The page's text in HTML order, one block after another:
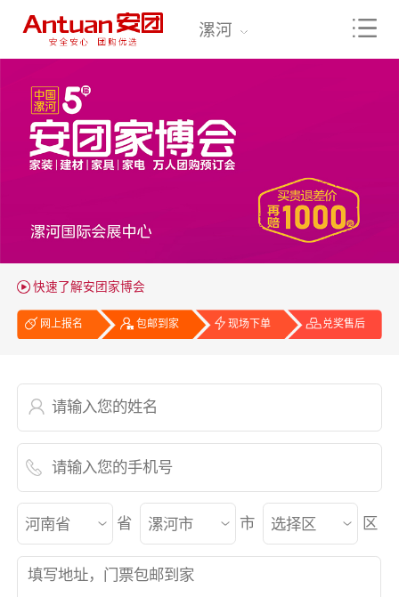
漯河
快速了解安团家博会
网上报名 包邮到家 现场下单 兑奖售后
省 市 区